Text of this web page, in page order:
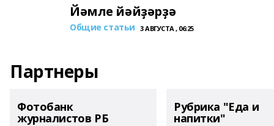
Йәмле йәйҙәрҙә
Общие статьи 3 АВГУСТА , 06:25
Партнеры
Фотобанк
журналистов РБ
Рубрика "Еда и
напитки"